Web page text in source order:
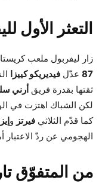
التعثر الأول
زار ليفربول ملعب
87 عدّل فيديريكو كييزا
ثقتها بقدرة فريق أرني
لكن الشباك اهتزت في
كما قدّم الثلاثي فيرتز و
الهجومي عن ردّ الاعتبار
من المتفوّق